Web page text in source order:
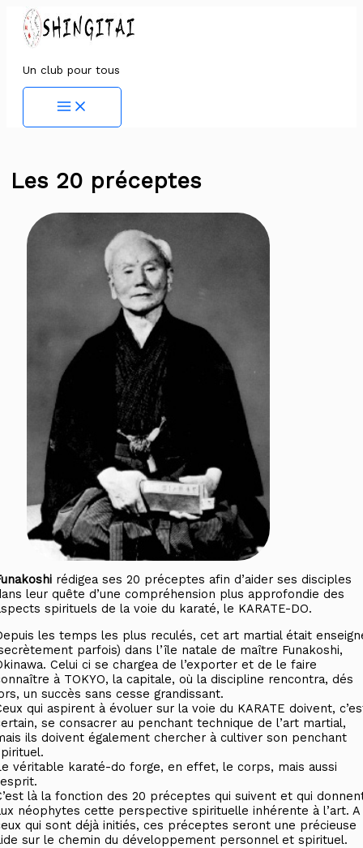
Aller
contenu
Un club pour tous
Main
Menu
Les 20 préceptes
rédigea ses 20 préceptes afin d’aider ses disciples
leur quête d’une compréhension plus approfondie des
spirituels de la voie du karaté, le KARATE-DO.
les temps les plus reculés, cet art martial était
parfois) dans l’île natale de maître Funakoshi,
Celui ci se chargea de l’exporter et de le faire
à TOKYO, la capitale, où la discipline rencontra, dés
un succès sans cesse grandissant.
qui aspirent à évoluer sur la voie du KARATE doivent,
se consacrer au penchant technique de l’art martial,
ils doivent également chercher à cultiver son penchant
véritable karaté-do forge, en effet, le corps, mais aussi
là la fonction des 20 préceptes qui suivent et qui
néophytes cette perspective spirituelle inhérente à l’art. A
qui sont déjà initiés, ces préceptes seront une précieuse
sur le chemin du développement personnel et spirituel.